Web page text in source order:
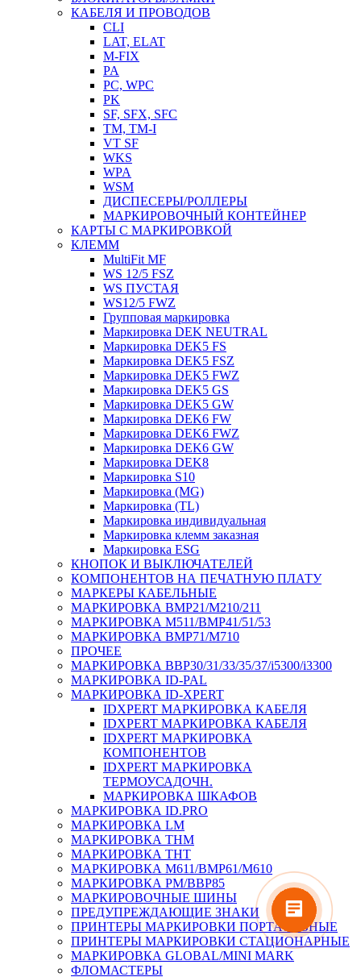
КАБЕЛЯ И ПРОВОДОВ
CLI
LAT, ELAT
M-FIX
PA
PC, WРС
PK
SF, SFX, SFC
TM, TM-I
VT SF
WKS
WPA
WSM
ДИСПЕСЕРЫ/РОЛЛЕРЫ
МАРКИРОВОЧНЫЙ КОНТЕЙНЕР
КАРТЫ С МАРКИРОВКОЙ
КЛЕММ
MultiFit MF
WS 12/5 FSZ
WS ПУСТАЯ
WS12/5 FWZ
Групповая маркировка
Маркировка DEK NEUTRAL
Маркировка DEK5 FS
Маркировка DEK5 FSZ
Маркировка DEK5 FWZ
Маркировка DEK5 GS
Маркировка DEK5 GW
Маркировка DEK6 FW
Маркировка DEK6 FWZ
Маркировка DEK6 GW
Маркировка DEK8
Маркировка S10
Маркировка (MG)
Маркировка (TL)
Маркировка индивидуальная
Маркировка клемм заказная
Маркировка ESG
КНОПОК И ВЫКЛЮЧАТЕЛЕЙ
КОМПОНЕНТОВ НА ПЕЧАТНУЮ ПЛАТУ
МАРКЕРЫ КАБЕЛЬНЫЕ
МАРКИРОВКА BMP21/M210/211
МАРКИРОВКА M511/BMP41/51/53
МАРКИРОВКА BMP71/M710
ПРОЧЕЕ
МАРКИРОВКА BBP30/31/33/35/37/i5300/i3300
МАРКИРОВКА ID-PAL
МАРКИРОВКА ID-XPERT
IDXPERT МАРКИРОВКА КАБЕЛЯ
IDXPERT МАРКИРОВКА КАБЕЛЯ
IDXPERT МАРКИРОВКА
КОМПОНЕНТОВ
IDXPERT МАРКИРОВКА
ТЕРМОУСАДОЧН.
МАРКИРОВКА ШКАФОВ
МАРКИРОВКА ID.PRO
МАРКИРОВКА LM
МАРКИРОВКА THM
МАРКИРОВКА THT
МАРКИРОВКА M611/BMP61/M610
МАРКИРОВКА PM/BBP85
МАРКИРОВОЧНЫЕ ШИНЫ
ПРЕДУПРЕЖДАЮЩИЕ ЗНАКИ
ПРИНТЕРЫ МАРКИРОВКИ ПОРТАТИВНЫЕ
ПРИНТЕРЫ МАРКИРОВКИ СТАЦИОНАРНЫЕ
МАРКИРОВКА GLOBAL/MINI MARK
ФЛОМАСТЕРЫ